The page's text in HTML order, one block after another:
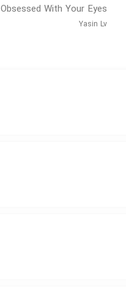
Obsessed With Your Eyes
Yasin Lv